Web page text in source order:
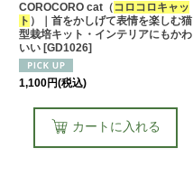
COROCORO cat（コロコロキャッ
ト ）｜首をかしげて表情を楽しむ猫
型栽培キット・インテリアにもかわ
いい [GD1026]
1,100円(税込)
カートに入れる